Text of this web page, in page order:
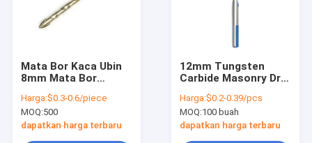
Mata Bor Kaca Ubin
8mm Mata Bor
Carbide
Harga:$0.3-0.6/piece
MOQ:500
dapatkan harga terbaru
12mm Tungsten
Carbide Masonry Drill
Dinding Semen Bata
Beton
Harga:$0.2-0.39/pcs
MOQ:100 buah
dapatkan harga terbaru